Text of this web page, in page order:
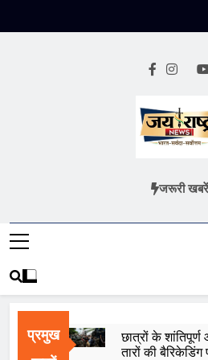
Jai
हिंदी समाचार
जरूरी खबरें
प्रमुख
छात्रों के
तारों की